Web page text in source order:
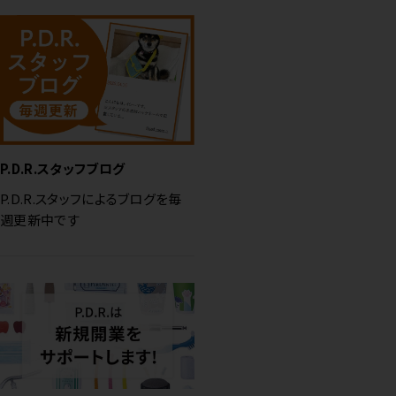
P.D.R.スタッフブログ
P.D.R.スタッフによるブログを毎
週更新中です